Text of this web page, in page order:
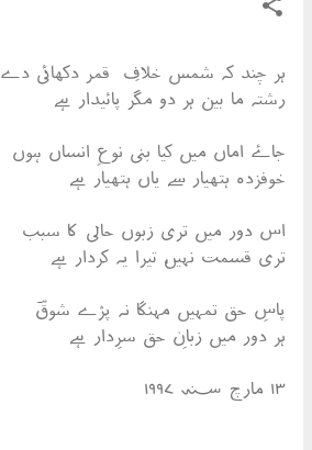
ہر چند کہ شمس خلافِ قمر دکھائی دے
رشتہ ما بین ہر دو مگر پائیدار ہے
جاۓ اماں میں کیا بنی نوعِ انساں ہوں
خوفزدہ ہتھیار سے یاں ہتھیار ہے
اس دور میں تری زبوں حالی کا سبب
تری قسمت نہیں، تیرا یہ کردار ہے
پاسِ حق تمہیں مہنگا نہ پڑے شوقؔ
ہر دور میں زبانِ حق سرِدار ہے
۱۳ مارچ ؁ ۱۹۹۷